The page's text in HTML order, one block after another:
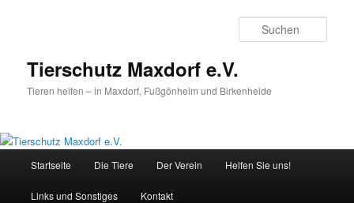
Tierschutz Maxdorf e.V.
Tieren helfen – in Maxdorf, Fußgönheim und Birkenheide
Startseite Die Tiere Der Verein Helfen Sie uns!
Links und Sonstiges Kontakt